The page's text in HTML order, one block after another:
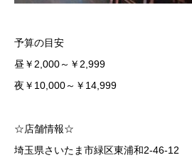
予算の目安
昼￥2,000～￥2,999
夜￥10,000～￥14,999
☆店舗情報☆
埼玉県さいたま市緑区東浦和2-46-12